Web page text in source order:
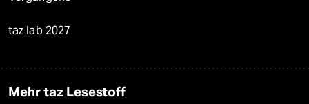
taz lab 2027
Mehr taz Lesestoff